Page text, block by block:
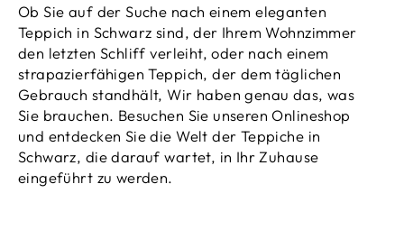
Ob Sie auf der Suche nach einem eleganten
Teppich in Schwarz sind, der Ihrem Wohnzimmer
den letzten Schliff verleiht, oder nach einem
strapazierfähigen Teppich, der dem täglichen
Gebrauch standhält, Wir haben genau das, was
Sie brauchen. Besuchen Sie unseren Onlineshop
und entdecken Sie die Welt der Teppiche in
Schwarz, die darauf wartet, in Ihr Zuhause
eingeführt zu werden.